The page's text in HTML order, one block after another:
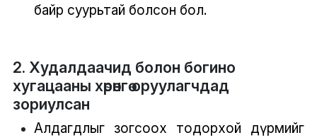
байр суурьтай болсон бол.
2. Худалдаачид болон богино
хугацааны хөрөнгө оруулагчдад
зориулсан
Алдагдлыг зогсоох тодорхой дүрмийг